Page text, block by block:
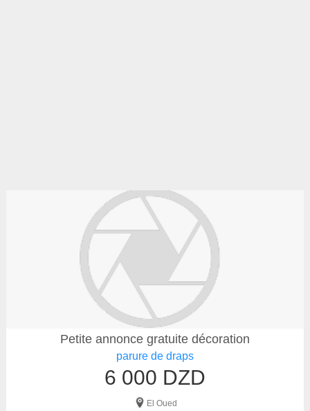
Petite annonce gratuite décoration
parure de draps
6 000 DZD
El Oued